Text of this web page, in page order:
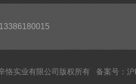
恪实业有限公司版权所有 备案号：